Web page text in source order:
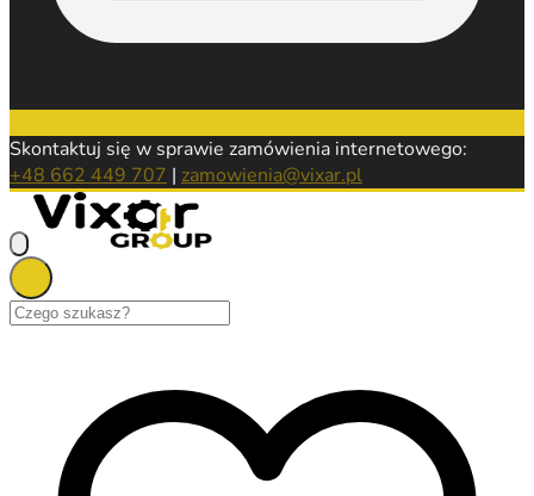
Skontaktuj się w sprawie zamówienia internetowego:
+48 662 449 707 | zamowienia@vixar.pl